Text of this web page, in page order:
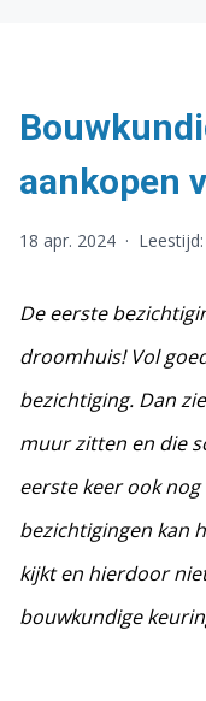
aankopen
18 apr. 2024 · Leestijd:
De eerste
droomhuis! Vol
bezichtiging. Dan
muur zitten en die
eerste keer ook
bezichtigingen kan
kijkt en hierdoor
bouwkundige